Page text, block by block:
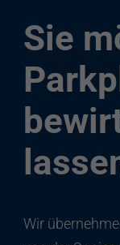
Sie
Wir